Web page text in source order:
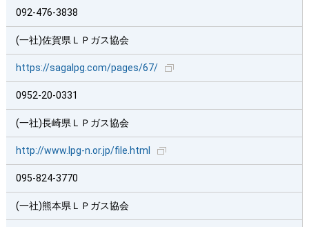
092-476-3838
(一社)佐賀県ＬＰガス協会
https://sagalpg.com/pages/67/
0952-20-0331
(一社)長崎県ＬＰガス協会
http://www.lpg-n.or.jp/file.html
095-824-3770
(一社)熊本県ＬＰガス協会